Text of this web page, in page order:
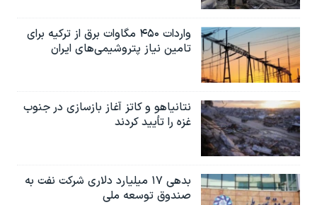
واردات ۴۵۰ مگاوات برق از ترکیه برای
تامین نیاز پتروشیمی‌های ایران
نتانیاهو و کاتز آغاز بازسازی در جنوب
غزه را تأیید کردند
بدهی ۱۷ میلیارد دلاری شرکت نفت به
صندوق توسعه ملی